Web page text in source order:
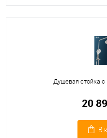
Душевая стойка с
20
В